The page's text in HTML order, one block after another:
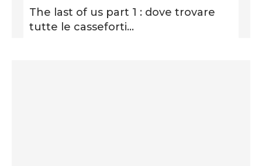
The last of us part 1 : dove trovare
tutte le casseforti...